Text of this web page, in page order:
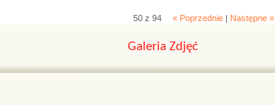
50 z 94 « Poprzednie| Następne »
Galeria Zdjęć